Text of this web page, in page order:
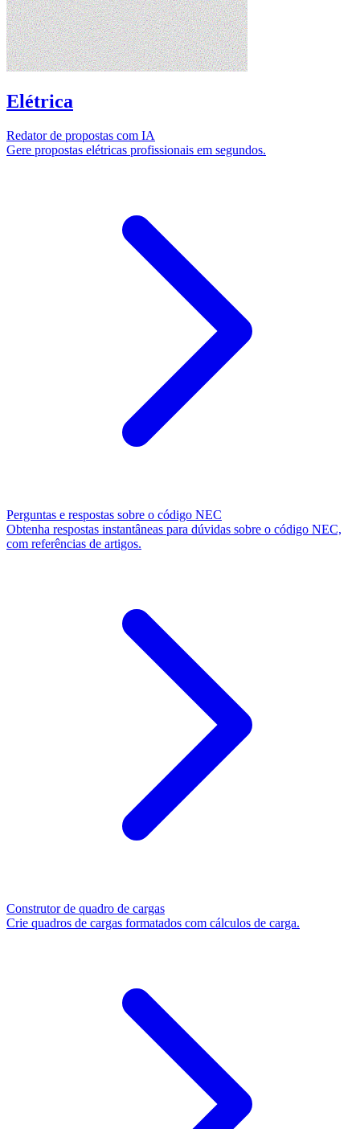
Elétrica
Redator de propostas com IA
Gere propostas elétricas profissionais em segundos.
Perguntas e respostas sobre o código NEC
Obtenha respostas instantâneas para dúvidas sobre o código NEC,
com referências de artigos.
Construtor de quadro de cargas
Crie quadros de cargas formatados com cálculos de carga.